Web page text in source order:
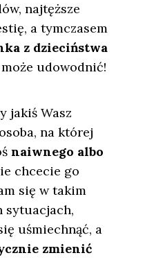
najtęższe
a tymczasem
z dzieciństwa
udowodnić!
jakiś Wasz
na której
naiwnego albo
chcecie go
się w takim
sytuacjach,
uśmiechnąć, a
zmienić